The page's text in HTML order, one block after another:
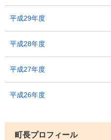
平成29年度
平成28年度
平成27年度
平成26年度
町長プロフィール